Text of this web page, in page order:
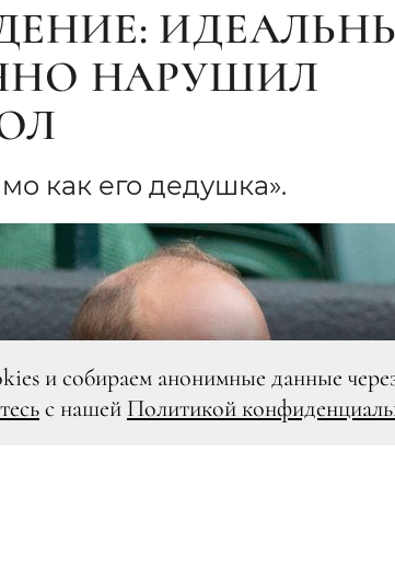
НАРУШИЛ
как его дедушка».
и собираем анонимные данные
с нашей Политикой